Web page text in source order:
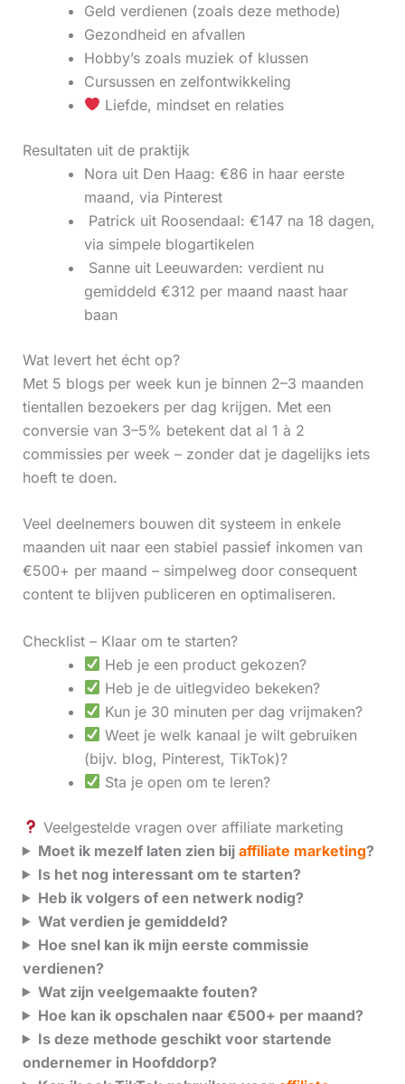
Geld verdienen (zoals deze methode)
Gezondheid en afvallen
Hobby’s zoals muziek of klussen
Cursussen en zelfontwikkeling
Liefde, mindset en relaties
Resultaten uit de praktijk
Nora uit Den Haag: €86 in haar eerste
maand, via Pinterest
‍ Patrick uit Roosendaal: €147 na 18 dagen,
via simpele blogartikelen
‍ Sanne uit Leeuwarden: verdient nu
gemiddeld €312 per maand naast haar
baan
Wat levert het écht op?
Met 5 blogs per week kun je binnen 2–3 maanden
tientallen bezoekers per dag krijgen. Met een
conversie van 3–5% betekent dat al 1 à 2
commissies per week – zonder dat je dagelijks iets
hoeft te doen.
Veel deelnemers bouwen dit systeem in enkele
maanden uit naar een stabiel passief inkomen van
€500+ per maand – simpelweg door consequent
content te blijven publiceren en optimaliseren.
Checklist – Klaar om te starten?
Heb je een product gekozen?
Heb je de uitlegvideo bekeken?
Kun je 30 minuten per dag vrijmaken?
Weet je welk kanaal je wilt gebruiken
(bijv. blog, Pinterest, TikTok)?
Sta je open om te leren?
Veelgestelde vragen over affiliate marketing
Moet ik mezelf laten zien bij affiliate marketing?
Is het nog interessant om te starten?
Heb ik volgers of een netwerk nodig?
Wat verdien je gemiddeld?
Hoe snel kan ik mijn eerste commissie
verdienen?
Wat zijn veelgemaakte fouten?
Hoe kan ik opschalen naar €500+ per maand?
Is deze methode geschikt voor startende
ondernemer in Hoofddorp?